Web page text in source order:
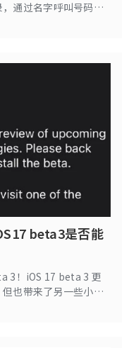
通过名字呼叫号码，
17 beta功能吸引了
beta3是否能
3！iOS 17 beta 3 更
也带来了另一些小问